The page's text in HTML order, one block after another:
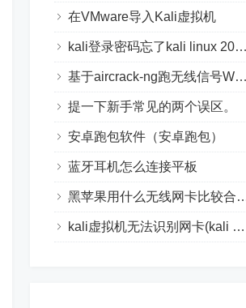
在VMware导入Kali虚拟机
kali登录密码忘了kali linux 2016.2密码忘了怎么办
基于aircrack-ng跑无线信号WIFI的握手包密码
提一下新手常见的两个误区。
安卓跑包软件（安卓跑包）
蓝牙耳机怎么连接平板
黑苹果用什么无线网卡比较合适？
kali虚拟机无法识别网卡(kali 虚拟机连不上网)